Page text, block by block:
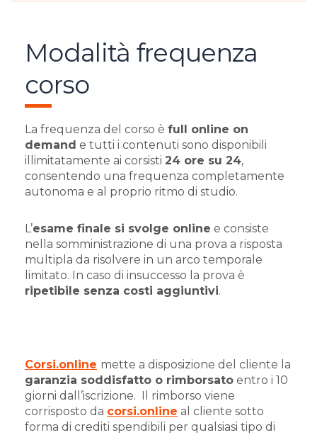
Modalità frequenza
corso
La frequenza del corso è full online on
demand e tutti i contenuti sono disponibili
illimitatamente ai corsisti 24 ore su 24,
consentendo una frequenza completamente
autonoma e al proprio ritmo di studio.
L’esame finale si svolge online e consiste
nella somministrazione di una prova a risposta
multipla da risolvere in un arco temporale
limitato. In caso di insuccesso la prova è
ripetibile senza costi aggiuntivi.
Corsi.online mette a disposizione del cliente la
garanzia soddisfatto o rimborsato entro i 10
giorni dall’iscrizione.
Il rimborso viene
corrisposto da corsi.online al cliente sotto
forma di crediti spendibili per qualsiasi tipo di